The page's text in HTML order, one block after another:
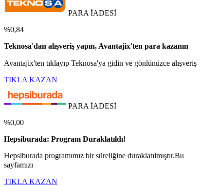
PARA İADESİ
%0,84
Teknosa'dan alışveriş yapın, Avantajix'ten para kazanın
Avantajix'ten tıklayıp Teknosa'ya gidin ve gönlünüzce alışveriş
TIKLA KAZAN
PARA İADESİ
%0,00
Hepsiburada: Program Duraklatıldı!
Hepsiburada programımız bir süreliğine duraklatılmıştır.Bu
sayfamızı
TIKLA KAZAN